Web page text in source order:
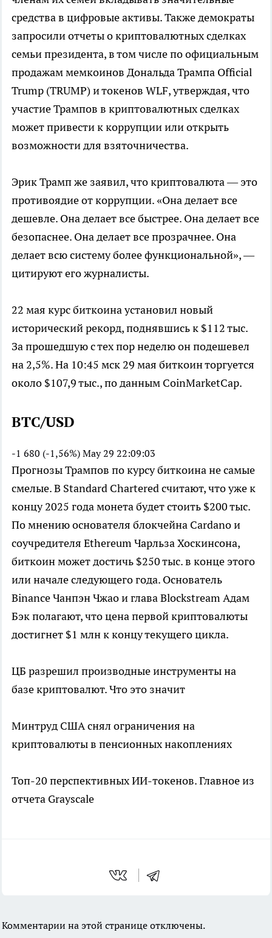
средства в цифровые активы. Также демократы
запросили отчеты о криптовалютных сделках
семьи президента, в том числе по официальным
продажам мемкоинов Дональда Трампа Official
Trump (TRUMP) и токенов WLF, утверждая, что
участие Трампов в криптовалютных сделках
может привести к коррупции или открыть
возможности для взяточничества.
Эрик Трамп же заявил, что криптовалюта — это
противоядие от коррупции. «Она делает все
дешевле. Она делает все быстрее. Она делает все
безопаснее. Она делает все прозрачнее. Она
делает всю систему более функциональной», —
цитируют его журналисты.
22 мая курс биткоина установил новый
исторический рекорд, поднявшись к $112 тыс.
За прошедшую с тех пор неделю он подешевел
на 2,5%. На 10:45 мск 29 мая биткоин торгуется
около $107,9 тыс., по данным CoinMarketCap.
BTC/USD
-1 680 (-1,56%) May 29 22:09:03
Прогнозы Трампов по курсу биткоина не самые
смелые. В Standard Chartered считают, что уже к
концу 2025 года монета будет стоить $200 тыс.
По мнению основателя блокчейна Cardano и
соучредителя Ethereum Чарльза Хоскинсона,
биткоин может достичь $250 тыс. в конце этого
или начале следующего года. Основатель
Binance Чанпэн Чжао и глава Blockstream Адам
Бэк полагают, что цена первой криптовалюты
достигнет $1 млн к концу текущего цикла.
ЦБ разрешил производные инструменты на
базе криптовалют. Что это значит
Минтруд США снял ограничения на
криптовалюты в пенсионных накоплениях
Топ-20 перспективных ИИ-токенов. Главное из
отчета Grayscale
Комментарии на этой странице отключены.